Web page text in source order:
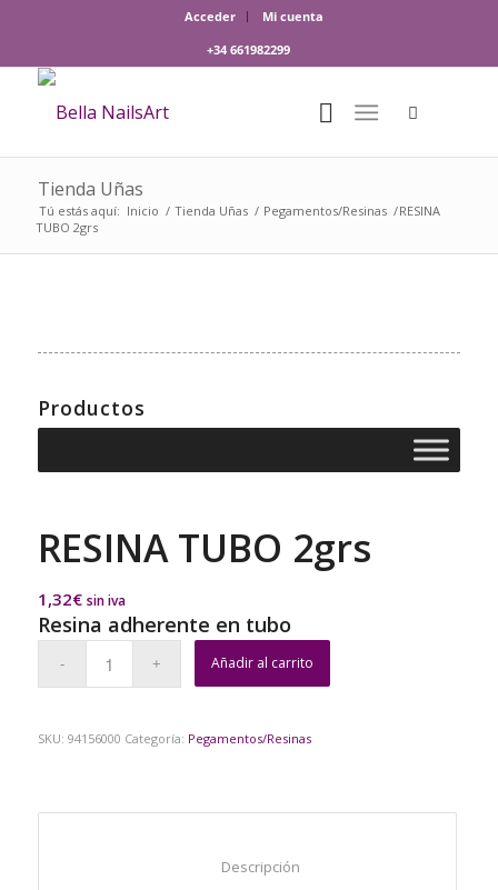
Acceder
Mi cuenta
+34 661982299
Tienda Uñas
Tú estás aquí: Inicio / Tienda Uñas / Pegamentos/Resinas /RESINA
TUBO 2grs
Productos
RESINA TUBO 2grs
1,32€ sin iva
Resina adherente en tubo
Añadir al carrito
SKU: 94156000 Categoría: Pegamentos/Resinas